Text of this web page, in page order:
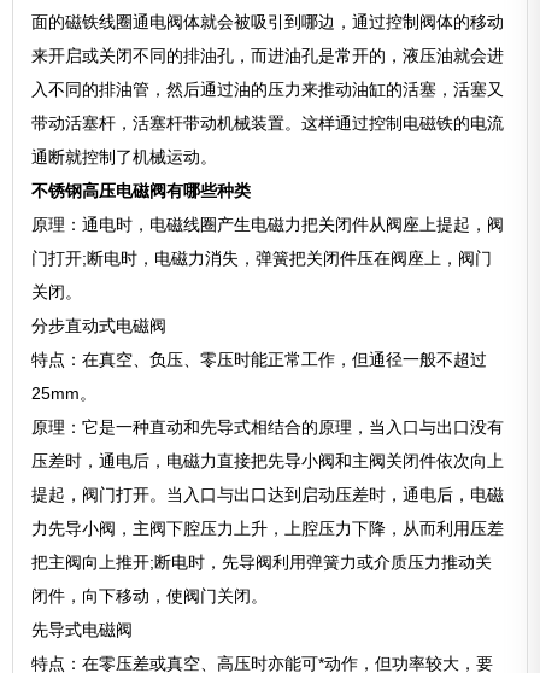
面的磁铁线圈通电阀体就会被吸引到哪边，通过控制阀体的移动
来开启或关闭不同的排油孔，而进油孔是常开的，液压油就会进
入不同的排油管，然后通过油的压力来推动油缸的活塞，活塞又
带动活塞杆，活塞杆带动机械装置。这样通过控制电磁铁的电流
通断就控制了机械运动。
不锈钢高压电磁阀有哪些种类
原理：通电时，电磁线圈产生电磁力把关闭件从阀座上提起，阀
门打开;断电时，电磁力消失，弹簧把关闭件压在阀座上，阀门
关闭。
分步直动式电磁阀
特点：在真空、负压、零压时能正常工作，但通径一般不超过
25mm。
原理：它是一种直动和先导式相结合的原理，当入口与出口没有
压差时，通电后，电磁力直接把先导小阀和主阀关闭件依次向上
提起，阀门打开。当入口与出口达到启动压差时，通电后，电磁
力先导小阀，主阀下腔压力上升，上腔压力下降，从而利用压差
把主阀向上推开;断电时，先导阀利用弹簧力或介质压力推动关
闭件，向下移动，使阀门关闭。
先导式电磁阀
特点：在零压差或真空、高压时亦能可*动作，但功率较大，要